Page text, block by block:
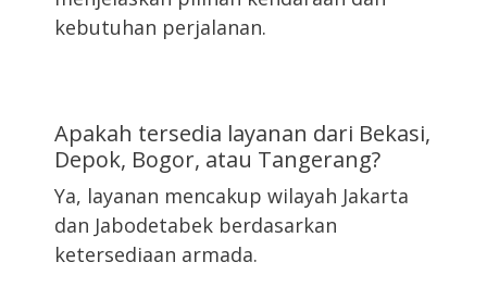
kebutuhan perjalanan.
Apakah tersedia layanan dari Bekasi,
Depok, Bogor, atau Tangerang?
Ya, layanan mencakup wilayah Jakarta
dan Jabodetabek berdasarkan
ketersediaan armada.